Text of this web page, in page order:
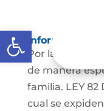
Abrir barra de
Información
Por la cual se
de manera
familia. LEY 82
cual se